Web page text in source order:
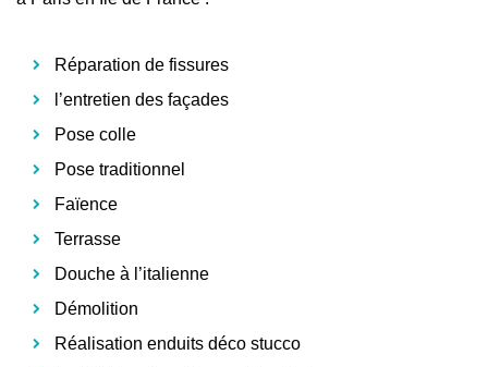
Réparation de fissures
l’entretien des façades
Pose colle
Pose traditionnel
Faïence
Terrasse
Douche à l’italienne
Démolition
Réalisation enduits déco stucco